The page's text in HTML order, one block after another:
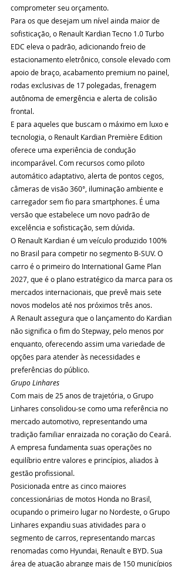
comprometer seu orçamento.
Para os que desejam um nível ainda maior de
sofisticação, o Renault Kardian Tecno 1.0 Turbo
EDC eleva o padrão, adicionando freio de
estacionamento eletrônico, console elevado com
apoio de braço, acabamento premium no painel,
rodas exclusivas de 17 polegadas, frenagem
autônoma de emergência e alerta de colisão
frontal.
E para aqueles que buscam o máximo em luxo e
tecnologia, o Renault Kardian Première Edition
oferece uma experiência de condução
incomparável. Com recursos como piloto
automático adaptativo, alerta de pontos cegos,
câmeras de visão 360°, iluminação ambiente e
carregador sem fio para smartphones. É uma
versão que estabelece um novo padrão de
excelência e sofisticação, sem dúvida.
O Renault Kardian é um veículo produzido 100%
no Brasil para competir no segmento B-SUV. O
carro é o primeiro do International Game Plan
2027, que é o plano estratégico da marca para os
mercados internacionais, que prevê mais sete
novos modelos até nos próximos três anos.
A Renault assegura que o lançamento do Kardian
não significa o fim do Stepway, pelo menos por
enquanto, oferecendo assim uma variedade de
opções para atender às necessidades e
preferências do público.
Grupo Linhares
Com mais de 25 anos de trajetória, o Grupo
Linhares consolidou-se como uma referência no
mercado automotivo, representando uma
tradição familiar enraizada no coração do Ceará.
A empresa fundamenta suas operações no
equilíbrio entre valores e princípios, aliados à
gestão profissional.
Posicionada entre as cinco maiores
concessionárias de motos Honda no Brasil,
ocupando o primeiro lugar no Nordeste, o Grupo
Linhares expandiu suas atividades para o
segmento de carros, representando marcas
renomadas como Hyundai, Renault e BYD. Sua
área de atuação abrange mais de 150 municípios